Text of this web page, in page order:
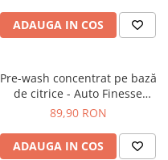
ADAUGA IN COS
Pre-wash concentrat pe bază
de citrice - Auto Finesse
Dynamite TFR (1L)
89,90 RON
ADAUGA IN COS